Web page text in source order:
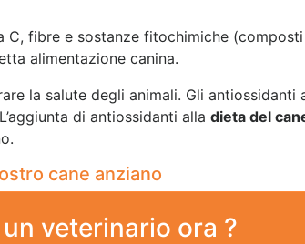
fibre e sostanze fitochimiche
alimentazione canina.
la salute degli animali. Gli antiossidanti
di antiossidanti alla dieta del
cane anziano
veterinario ora ?